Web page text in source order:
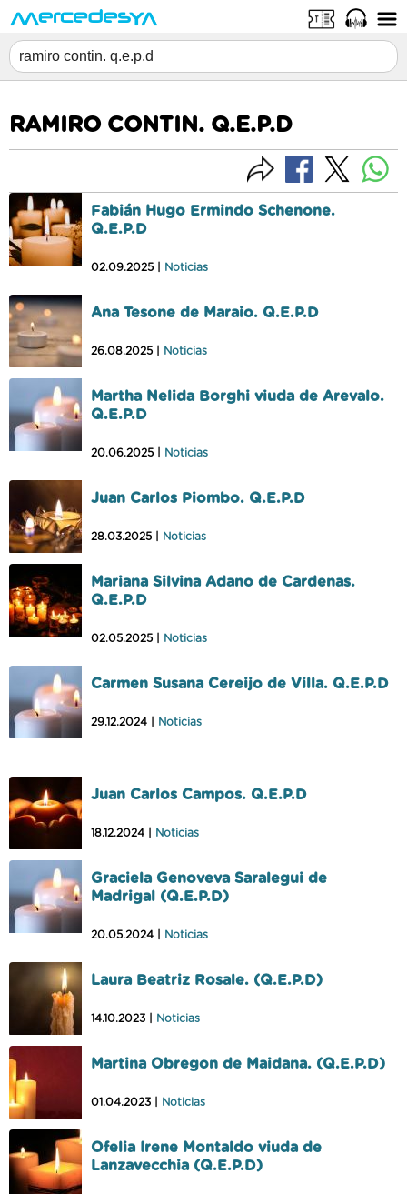
RAMIRO CONTIN. Q.E.P.D
Fabián Hugo Ermindo Schenone.
Q.E.P.D
02.09.2025 | Noticias
Ana Tesone de Maraio. Q.E.P.D
26.08.2025 | Noticias
Martha Nelida Borghi viuda de Arevalo.
Q.E.P.D
20.06.2025 | Noticias
Juan Carlos Piombo. Q.E.P.D
28.03.2025 | Noticias
Mariana Silvina Adano de Cardenas.
Q.E.P.D
02.05.2025 | Noticias
Carmen Susana Cereijo de Villa. Q.E.P.D
29.12.2024 | Noticias
Juan Carlos Campos. Q.E.P.D
18.12.2024 | Noticias
Graciela Genoveva Saralegui de
Madrigal (Q.E.P.D)
20.05.2024 | Noticias
Laura Beatriz Rosale. (Q.E.P.D)
14.10.2023 | Noticias
Martina Obregon de Maidana. (Q.E.P.D)
01.04.2023 | Noticias
Ofelia Irene Montaldo viuda de
Lanzavecchia (Q.E.P.D)